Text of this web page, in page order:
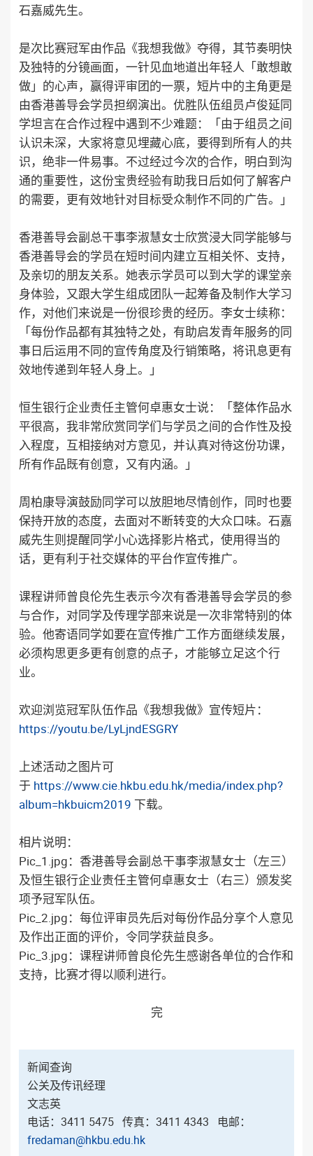
石嘉威先生。
是次比赛冠军由作品《我想我做》夺得，其节奏明快
及独特的分镜画面，一针见血地道出年轻人「敢想敢
做」的心声，赢得评审团的一票，短片中的主角更是
由香港善导会学员担纲演出。优胜队伍组员卢俊延同
学坦言在合作过程中遇到不少难题：「由于组员之间
认识未深，大家将意见埋藏心底，要得到所有人的共
识，绝非一件易事。不过经过今次的合作，明白到沟
通的重要性，这份宝贵经验有助我日后如何了解客户
的需要，更有效地针对目标受众制作不同的广告。」
香港善导会副总干事李淑慧女士欣赏浸大同学能够与
香港善导会的学员在短时间内建立互相关怀、支持，
及亲切的朋友关系。她表示学员可以到大学的课堂亲
身体验，又跟大学生组成团队一起筹备及制作大学习
作，对他们来说是一份很珍贵的经历。李女士续称：
「每份作品都有其独特之处，有助启发青年服务的同
事日后运用不同的宣传角度及行销策略，将讯息更有
效地传递到年轻人身上。」
恒生银行企业责任主管何卓惠女士说：「整体作品水
平很高，我非常欣赏同学们与学员之间的合作性及投
入程度，互相接纳对方意见，并认真对待这份功课，
所有作品既有创意，又有内涵。」
周柏康导演鼓励同学可以放胆地尽情创作，同时也要
保持开放的态度，去面对不断转变的大众口味。石嘉
威先生则提醒同学小心选择影片格式，使用得当的
话，更有利于社交媒体的平台作宣传推广。
课程讲师曾良伦先生表示今次有香港善导会学员的参
与合作，对同学及传理学部来说是一次非常特别的体
验。他寄语同学如要在宣传推广工作方面继续发展，
必须构思更多更有创意的点子，才能够立足这个行
业。
欢迎浏览冠军队伍作品《我想我做》宣传短片：
https://youtu.be/LyLjndESGRY
上述活动之图片可
于 https://www.cie.hkbu.edu.hk/media/index.php?
album=hkbuicm2019 下载。
相片说明：
Pic_1.jpg：香港善导会副总干事李淑慧女士（左三）
及恒生银行企业责任主管何卓惠女士（右三）颁发奖
项予冠军队伍。
Pic_2.jpg：每位评审员先后对每份作品分享个人意见
及作出正面的评价，令同学获益良多。
Pic_3.jpg：课程讲师曾良伦先生感谢各单位的合作和
支持，比赛才得以顺利进行。
完
新闻查询
公关及传讯经理
文志英
电话：3411 5475 传真：3411 4343 电邮：
fredaman@hkbu.edu.hk